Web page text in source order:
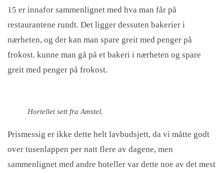
15 er innafor sammenlignet med hva man får på
restaurantene rundt. Det ligger dessuten bakerier i
nærheten, og der kan man spare greit med penger på
frokost. kunne man gå på et bakeri i nærheten og spare
greit med penger på frokost.
Hortellet sett fra Amstel.
Prismessig er ikke dette helt lavbudsjett, da vi måtte godt
over tusenlappen per natt flere av dagene, men
sammenlignet med andre hoteller var dette noe av det mest